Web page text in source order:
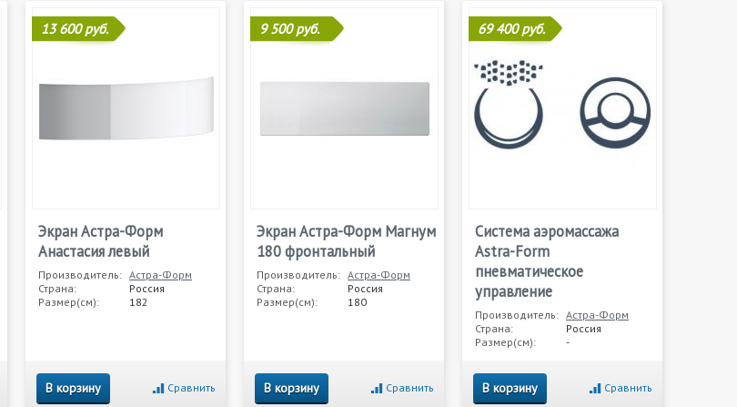
13 600 руб.
Экран Астра-Форм
Анастасия левый
Производитель: Астра-Форм
Страна:
Россия
Размер(см):
182
В корзину Сравнить
9 500 руб.
Экран Астра-Форм Магнум
180 фронтальный
Производитель: Астра-Форм
Страна:
Россия
Размер(см):
180
В корзину Сравнить
69 400 руб.
Система аэромассажа
Astra-Form
пневматическое
управление
Производитель: Астра-Форм
Страна:
Россия
Размер(см):
-
В корзину Сравнить